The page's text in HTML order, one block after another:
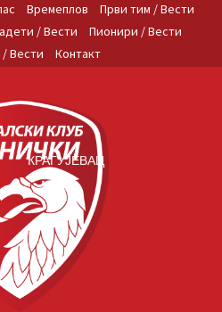
Времеплов
Први тим / Вести
/ Вести
Пионири / Вести
Вести
Контакт
КРАГУЈЕВАЦ